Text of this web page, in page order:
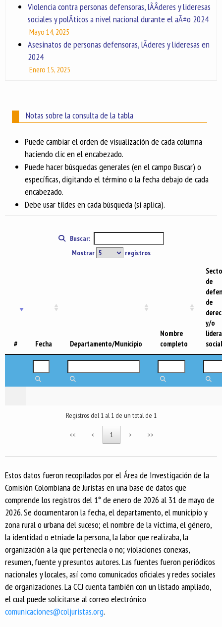
Violencia contra personas defensoras, lÃ­Â­deres y lideresas
sociales y polÃ­ticos a nivel nacional durante el aÃ±o 2024
Mayo 14, 2025
Asesinatos de personas defensoras, lÃ­deres y lideresas en
2024
Enero 15, 2025
Notas sobre la consulta de la tabla
Puede cambiar el orden de visualización de cada columna
haciendo clic en el encabezado.
Puede hacer búsquedas generales (en el campo Buscar) o
específicas, digitando el término o la fecha debajo de cada
encabezado.
Debe usar tildes en cada búsqueda (si aplica).
Buscar:
Mostrar
registros
# Fecha Departamento/Municipio
Nombre
completo
de
de
y/o
social
Registros del 1 al 1 de un total de 1
<< < 1 > >>
Estos datos fueron recopilados por el Área de Investigación de la
Comisión Colombiana de Juristas en una base de datos que
comprende los registros del 1° de enero de 2026 al 31 de mayo de
2026. Se documentaron la fecha, el departamento, el municipio y
zona rural o urbana del suceso; el nombre de la víctima, el género,
la identidad o etniade la persona, la labor que realizaba, la
organización a la que pertenecía o no; violaciones conexas,
resumen, fuente y presuntos autores. Las fuentes fueron periódicos
nacionales y locales, así como comunicados oficiales y redes sociales
de organizaciones. La CCJ cuenta también con un listado ampliado,
el cual puede solicitarse al correo electrónico
comunicaciones@coljuristas.org.